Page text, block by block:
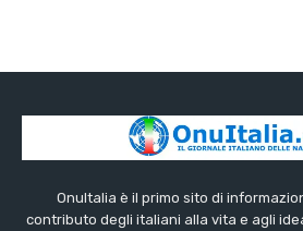
OnuItalia è il primo sito di
contributo degli italiani alla vita e agli